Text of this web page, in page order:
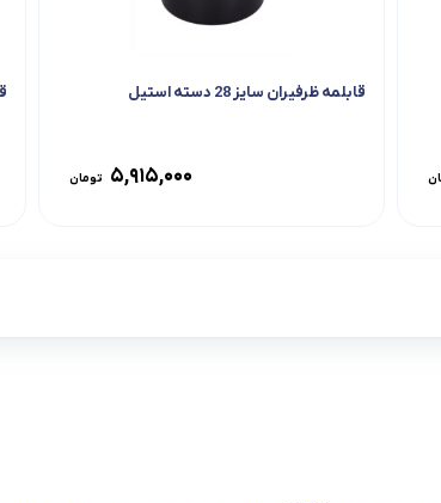
قابلمه ظرفیران سایز 28 دسته استیل
۵,۹۱۵,۰۰۰ تومان